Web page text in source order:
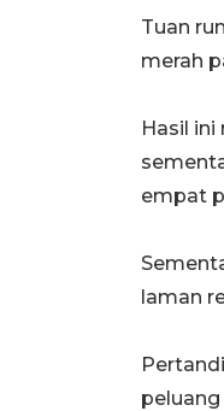
Tuan
merah
Hasil
empat
laman